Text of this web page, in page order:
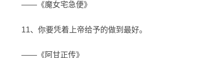
——《魔女宅急便》
11、你要凭着上帝给予的做到最好。
——《阿甘正传》